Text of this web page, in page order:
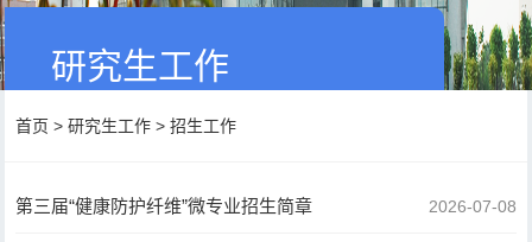
研究生工作
首页 >研究生工作 >招生工作
第三届“健康防护纤维”微专业招生简章 2026-07-08